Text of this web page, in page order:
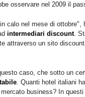
osservare nel 2009 il
calo nel mese di
intermediari discount.
attraverso un sito
caso, che sotto un
. Quanti hotel italiani
business? In